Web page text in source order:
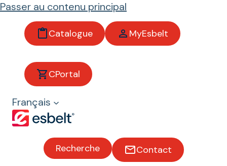
Passer au contenu principal
Catalogue MyEsbelt
CPortal
Français
Recherche Contact
Propriétés et
réglementations